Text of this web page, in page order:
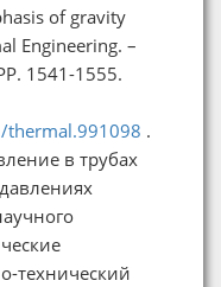
of gravity
Engineering. –
1541-1555.
.
в трубах
технический